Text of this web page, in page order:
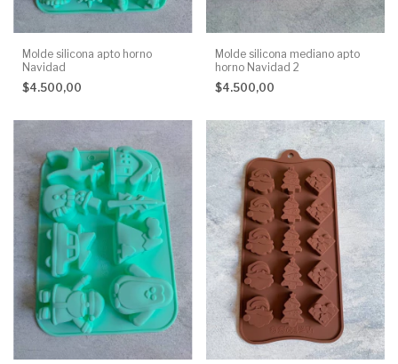
Molde silicona apto horno
Navidad
$4.500,00
Molde silicona mediano apto
horno Navidad 2
$4.500,00